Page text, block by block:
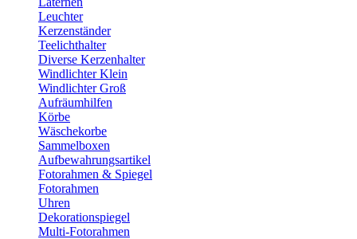
Leuchter
Kerzenständer
Teelichthalter
Diverse Kerzenhalter
Windlichter Klein
Windlichter Groß
Aufräumhilfen
Körbe
Wäschekorbe
Sammelboxen
Aufbewahrungsartikel
Fotorahmen & Spiegel
Fotorahmen
Uhren
Dekorationspiegel
Multi-Fotorahmen